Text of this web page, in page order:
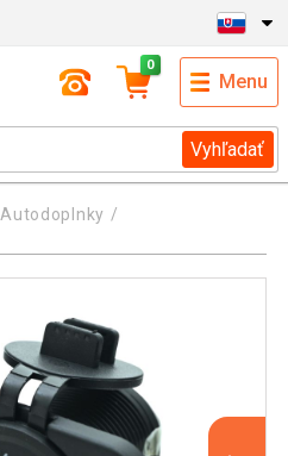
Vyhľadať
0
Menu
Autodoplnky